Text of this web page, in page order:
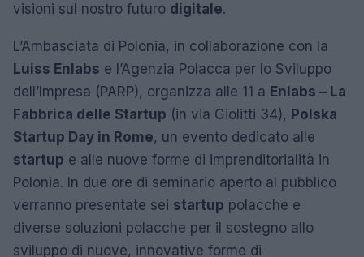
visioni sul nostro futuro digitale.
L’Ambasciata di Polonia, in collaborazione con la
Luiss Enlabs e l’Agenzia Polacca per lo Sviluppo
dell’Impresa (PARP), organizza alle 11 a Enlabs – La
Fabbrica delle Startup (in via Giolitti 34), Polska
Startup Day in Rome, un evento dedicato alle
startup e alle nuove forme di imprenditorialità in
Polonia. In due ore di seminario aperto al pubblico
verranno presentate sei startup polacche e
diverse soluzioni polacche per il sostegno allo
sviluppo di nuove, innovative forme di